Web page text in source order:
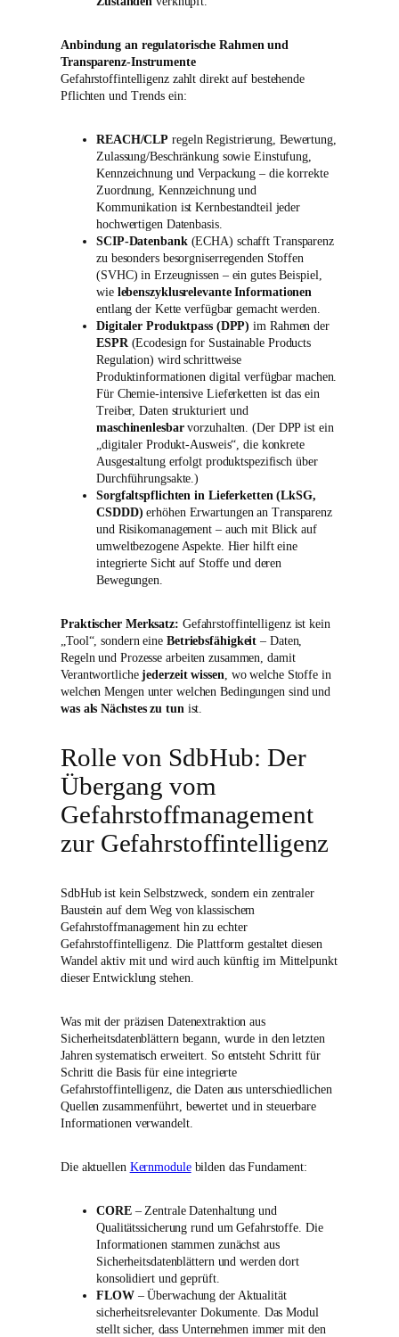
Anbindung an regulatorische Rahmen und
Transparenz-Instrumente
Gefahrstoffintelligenz zahlt direkt auf bestehende
Pflichten und Trends ein:
REACH/CLP regeln Registrierung, Bewertung,
Zulassung/Beschränkung sowie Einstufung,
Kennzeichnung und Verpackung – die korrekte
Zuordnung, Kennzeichnung und
Kommunikation ist Kernbestandteil jeder
hochwertigen Datenbasis.
SCIP-Datenbank(ECHA) schafft Transparenz
zu besonders besorgniserregenden Stoffen
(SVHC) in Erzeugnissen – ein gutes Beispiel,
wie lebenszyklusrelevante Informationen
entlang der Kette verfügbar gemacht werden.
Digitaler Produktpass (DPP) im Rahmen der
ESPR (Ecodesign for Sustainable Products
Regulation) wird schrittweise
Produktinformationen digital verfügbar machen.
Für Chemie-intensive Lieferketten ist das ein
Treiber, Daten strukturiert und
maschinenlesbarvorzuhalten. (Der DPP ist ein
„digitaler Produkt-Ausweis“, die konkrete
Ausgestaltung erfolgt produktspezifisch über
Durchführungsakte.)
Sorgfaltspflichten in Lieferketten (LkSG,
CSDDD) erhöhen Erwartungen an Transparenz
und Risikomanagement – auch mit Blick auf
umweltbezogene Aspekte. Hier hilft eine
integrierte Sicht auf Stoffe und deren
Bewegungen.
Praktischer Merksatz: Gefahrstoffintelligenz ist kein
„Tool“, sondern eine Betriebsfähigkeit – Daten,
Regeln und Prozesse arbeiten zusammen, damit
Verantwortlichejederzeit wissen , wo welche Stoffe in
welchen Mengen unter welchen Bedingungen sind und
was als Nächstes zu tun ist.
Rolle von SdbHub: Der
Übergang vom
Gefahrstoffmanagement
zur Gefahrstoffintelligenz
SdbHub ist kein Selbstzweck, sondern ein zentraler
Baustein auf dem Weg von klassischem
Gefahrstoffmanagement hin zu echter
Gefahrstoffintelligenz. Die Plattform gestaltet diesen
Wandel aktiv mit und wird auch künftig im Mittelpunkt
dieser Entwicklung stehen.
Was mit der präzisen Datenextraktion aus
Sicherheitsdatenblättern begann, wurde in den letzten
Jahren systematisch erweitert. So entsteht Schritt für
Schritt die Basis für eine integrierte
Gefahrstoffintelligenz, die Daten aus unterschiedlichen
Quellen zusammenführt, bewertet und in steuerbare
Informationen verwandelt.
Die aktuellen Kernmodulebilden das Fundament:
CORE– Zentrale Datenhaltung und
Qualitätssicherung rund um Gefahrstoffe. Die
Informationen stammen zunächst aus
Sicherheitsdatenblättern und werden dort
konsolidiert und geprüft.
FLOW– Überwachung der Aktualität
sicherheitsrelevanter Dokumente. Das Modul
stellt sicher, dass Unternehmen immer mit den